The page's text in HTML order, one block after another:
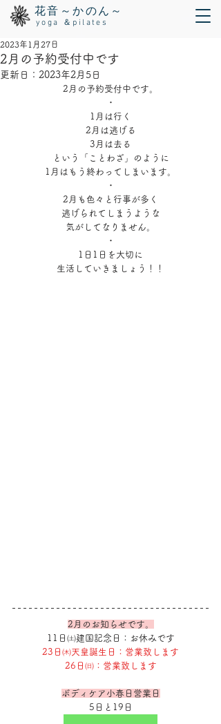
花音～かのん～
yoga ＆pilates
2月の予約受付中です
2023年1月27日
更新日： 2023年2月5日
2月の予約受付中です。
・
1月は行く
2月は逃げる
3月は去る
という「ことわざ」のように
1月はもう終わってしまいます。
・
2月も色々と行事が多く
逃げられてしまうような
気がしてなりません。
・
1日1日を大切に
生活していきましょう！！
2月のお知らせです。
11日㈯建国記念日：お休みです
23日㈭天皇誕生日：営業致します
26日㈰：営業致します
ボディケア小春日営業日
5日と19日